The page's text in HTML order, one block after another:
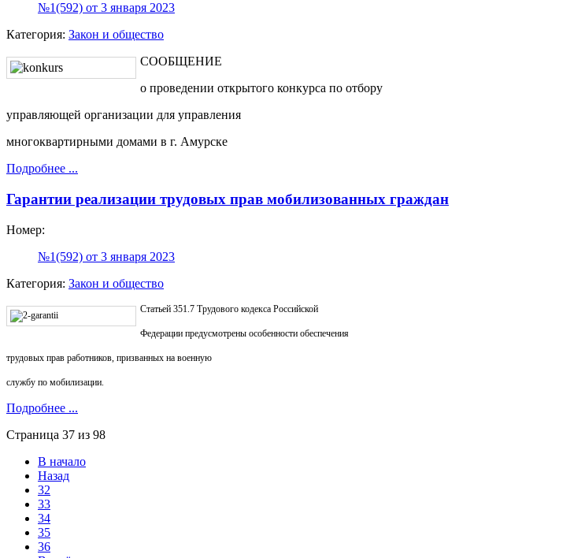
№1(592) от 3 января 2023
Категория: Закон и общество
СООБЩЕНИЕ
о проведении открытого конкурса по отбору
управляющей организации для управления
многоквартирными домами в г. Амурске
Подробнее ...
Гарантии реализации трудовых прав мобилизованных граждан
Номер:
№1(592) от 3 января 2023
Категория: Закон и общество
Статьей 351.7 Трудового кодекса Российской
Федерации предусмотрены особенности обеспечения
трудовых прав работников, призванных на военную
службу по мобилизации.
Подробнее ...
Страница 37 из 98
В начало
Назад
32
33
34
35
36